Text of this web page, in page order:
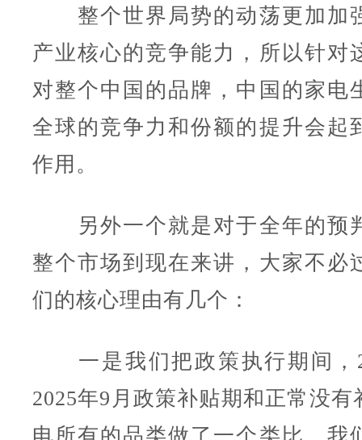
整个世界局势的动荡更加加
产业核心的竞争能力，所以针对
对整个中国的品牌，中国的家电
全球的竞争力和份额的提升会起
作用。
另外一个就是对于全年的预
整个市场到现在来讲，大家不必
们的核心理由有几个：
一是我们把政策执行期间，
2025年9月政策补贴期和正常没有